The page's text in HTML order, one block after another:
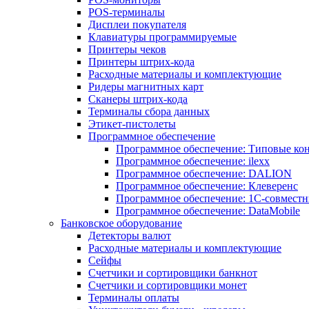
POS-терминалы
Дисплеи покупателя
Клавиатуры программируемые
Принтеры чеков
Принтеры штрих-кода
Расходные материалы и комплектующие
Ридеры магнитных карт
Сканеры штрих-кода
Терминалы сбора данных
Этикет-пистолеты
Программное обеспечение
Программное обеспечение: Типовые
Программное обеспечение: ilexx
Программное обеспечение: DALION
Программное обеспечение: Клеверенс
Программное обеспечение: 1С-
Программное обеспечение: DataMobile
Банковское оборудование
Детекторы валют
Расходные материалы и комплектующие
Сейфы
Счетчики и сортировщики банкнот
Счетчики и сортировщики монет
Терминалы оплаты